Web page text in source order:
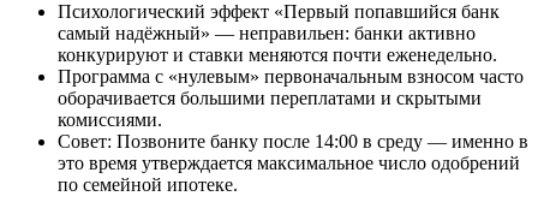
Психологический эффект «Первый попавшийся банк
самый надёжный» — неправильен: банки активно
конкурируют и ставки меняются почти еженедельно.
Программа с «нулевым» первоначальным взносом часто
оборачивается большими переплатами и скрытыми
комиссиями.
Совет: Позвоните банку после 14:00 в среду — именно в
это время утверждается максимальное число одобрений
по семейной ипотеке.